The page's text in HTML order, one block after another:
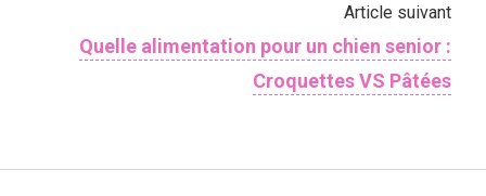
Article suivant
Quelle alimentation pour un chien senior :
Croquettes VS Pâtées